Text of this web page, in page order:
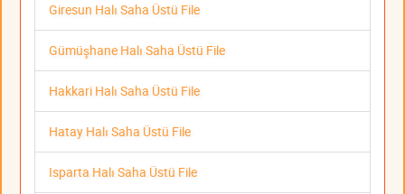
Giresun Halı Saha Üstü File
Gümüşhane Halı Saha Üstü File
Hakkari Halı Saha Üstü File
Hatay Halı Saha Üstü File
Isparta Halı Saha Üstü File